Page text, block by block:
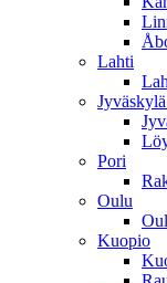
Lahti
Pori
Oulu
Kuopio